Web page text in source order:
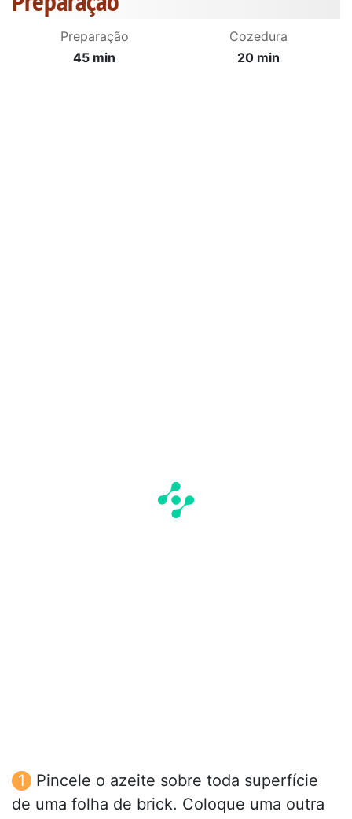
Preparação
45 min
Cozedura
20 min
Pincele o azeite sobre toda superfície
de uma folha de brick. Coloque uma outra